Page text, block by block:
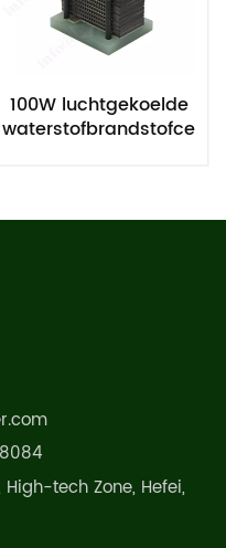
100W luchtgekoelde
High-tech Zone, Hefei,